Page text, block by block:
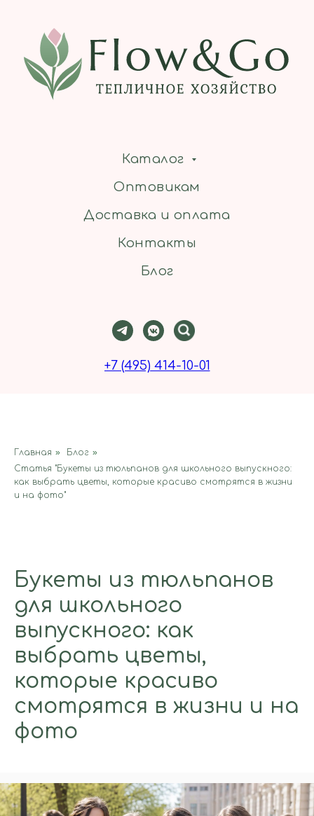
Каталог
Оптовикам
Доставка и оплата
Контакты
Блог
+7 (495) 414-10-01
Главная » Блог »
Статья "Букеты из тюльпанов для школьного выпускного:
как выбрать цветы, которые красиво смотрятся в жизни
и на фото"
Букеты из тюльпанов
для школьного
выпускного: как
выбрать цветы,
которые красиво
смотрятся в жизни и на
фото